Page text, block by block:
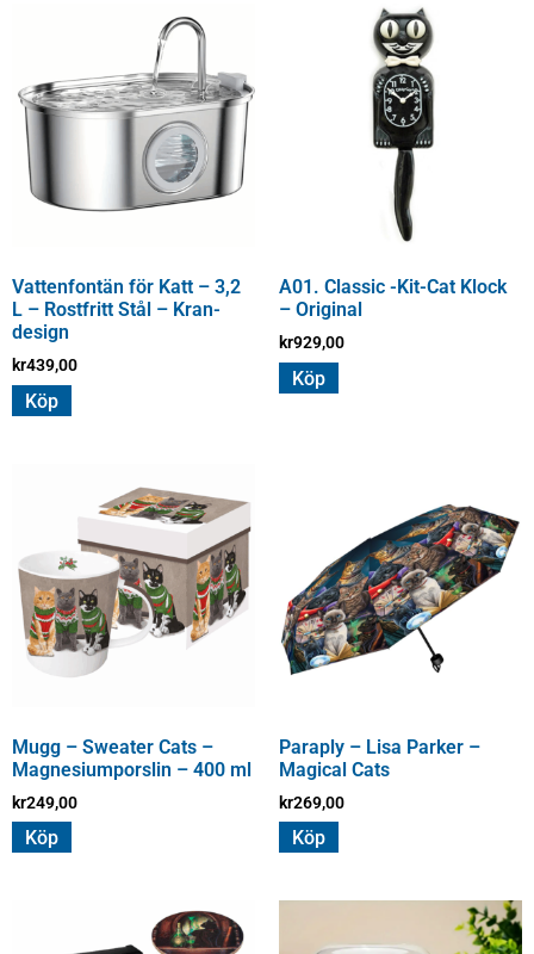
Vattenfontän för Katt – 3,2
L – Rostfritt Stål – Kran-
design
kr439,00
Köp
A01. Classic -Kit-Cat Klock
– Original
kr929,00
Köp
Mugg – Sweater Cats –
Magnesiumporslin – 400 ml
kr249,00
Köp
Paraply – Lisa Parker –
Magical Cats
kr269,00
Köp